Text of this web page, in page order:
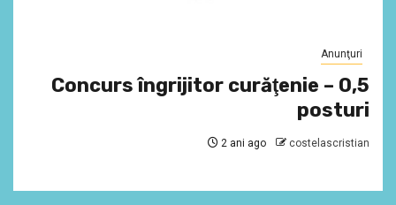
Anunţuri
Concurs îngrijitor curăţenie – 0,5
posturi
2 ani ago costelascristian